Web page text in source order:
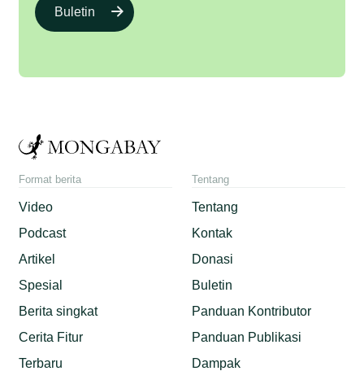
Buletin
Format berita
Video
Podcast
Artikel
Spesial
Berita singkat
Cerita Fitur
Terbaru
Tentang
Tentang
Kontak
Donasi
Buletin
Panduan Kontributor
Panduan Publikasi
Dampak